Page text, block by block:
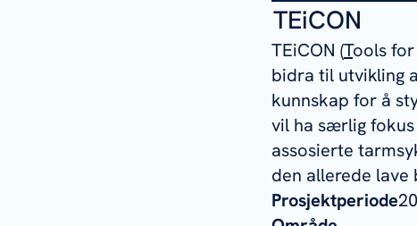
TEiCON
TEiCON (Tools for
bidra til utvikling
kunnskap for å
vil ha særlig
assosierte
den allerede
Prosjektperiode